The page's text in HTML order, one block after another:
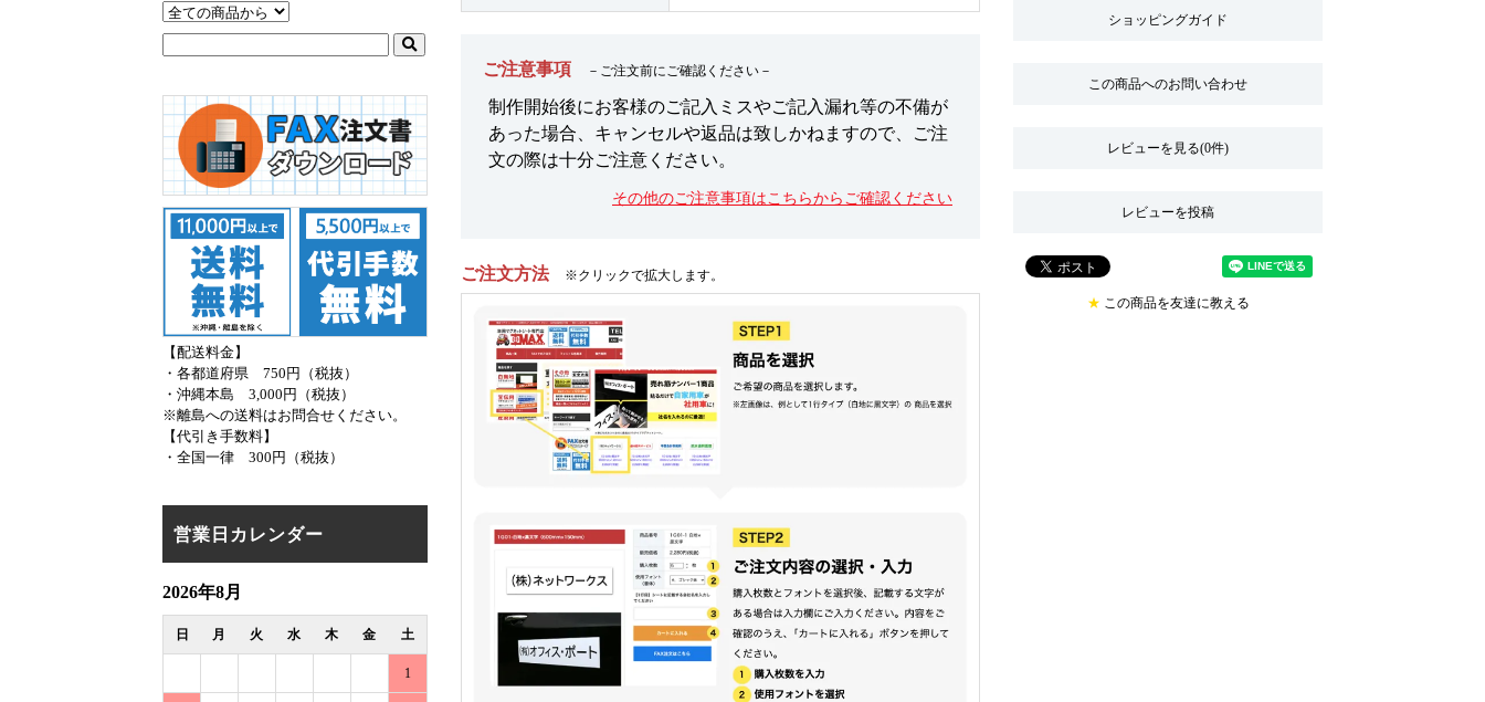
ご注意事項 －ご注文前にご確認ください－
制作開始後にお客様のご記入ミスやご記入漏れ等の不備が
あった場合、キャンセルや返品は致しかねますので、ご注
文の際は十分ご注意ください。
その他のご注意事項はこちらからご確認ください
ご注文方法 ※クリックで拡大します。
ショッピングガイド
この商品へのお問い合わせ
レビューを見る(0件)
レビューを投稿
★ この商品を友達に教える
【配送料金】
・各都道府県 750円（税抜）
・沖縄本島 3,000円（税抜）
※離島への送料はお問合せください。
【代引き手数料】
・全国一律 300円（税抜）
営業日カレンダー
2026年8月
日 月 火 水 木 金 土
1